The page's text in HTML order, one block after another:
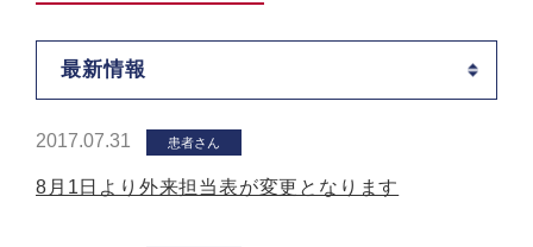
最新情報
2017.07.31 患者さん
8月1日より外来担当表が変更となります